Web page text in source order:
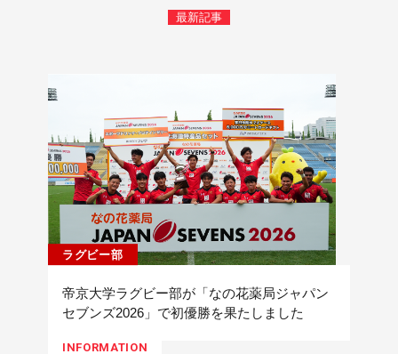
最新記事
ラグビー部
帝京大学ラグビー部が「なの花薬局ジャパン
セブンズ2026」で初優勝を果たしました
INFORMATION